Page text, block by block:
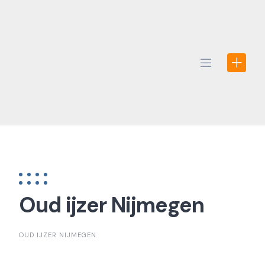
Oud ijzer Nijmegen
OUD IJZER NIJMEGEN